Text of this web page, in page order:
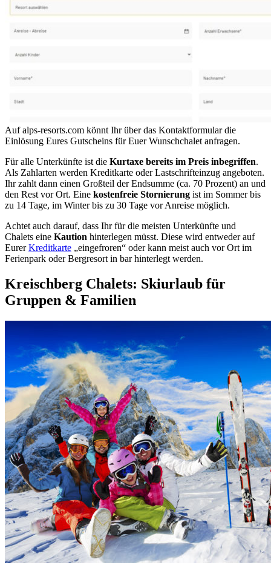
Auf alps-resorts.com könnt Ihr über das Kontaktformular die
Einlösung Eures Gutscheins für Euer Wunschchalet anfragen.
Für alle Unterkünfte ist die Kurtaxe bereits im Preis inbegriffen.
Als Zahlarten werden Kreditkarte oder Lastschrifteinzug angeboten.
Ihr zahlt dann einen Großteil der Endsumme (ca. 70 Prozent) an und
den Rest vor Ort. Eine kostenfreie Stornierung ist im Sommer bis
zu 14 Tage, im Winter bis zu 30 Tage vor Anreise möglich.
Achtet auch darauf, dass Ihr für die meisten Unterkünfte und
Chalets eine Kaution hinterlegen müsst. Diese wird entweder auf
EurerKreditkarte „eingefroren“ oder kann meist auch vor Ort im
Ferienpark oder Bergresort in bar hinterlegt werden.
Kreischberg Chalets: Skiurlaub für
Gruppen & Familien